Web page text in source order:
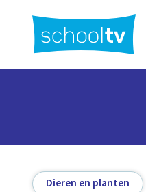
hoofdinhoud
Dieren en planten